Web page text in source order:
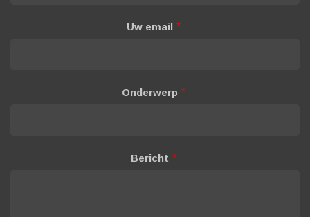
Uw email
Onderwerp
Bericht